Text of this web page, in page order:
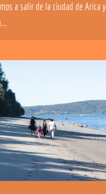
a salir de la ciudad de Arica y